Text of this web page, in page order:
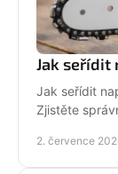
Jak seřídit
Jak seřídit
Zjistěte
2. července